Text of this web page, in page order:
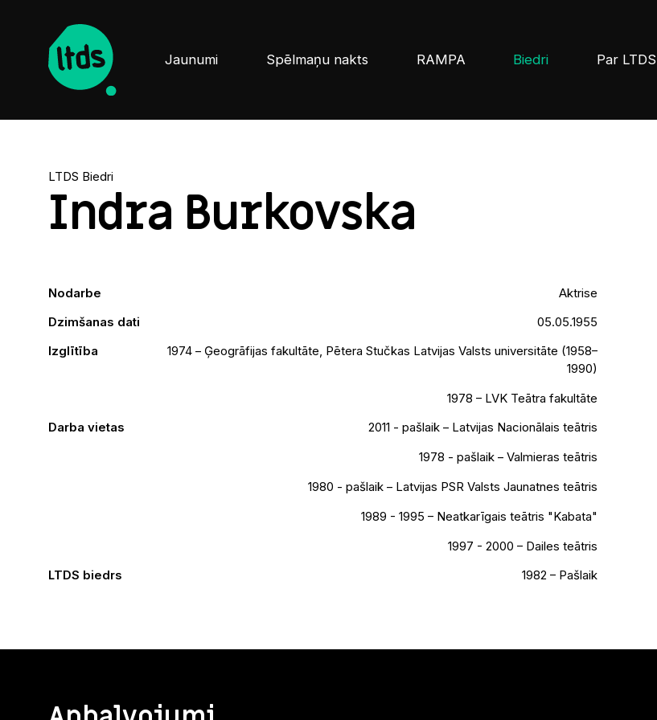
Jaunumi Spēlmaņu nakts RAMPA Biedri Par LTDS
LTDS Biedri
Indra Burkovska
Nodarbe
Aktrise
Dzimšanas dati
05.05.1955
Izglītība
1974 – Ģeogrāfijas fakultāte, Pētera Stučkas Latvijas Valsts universitāte (1958–
1990)
1978 – LVK Teātra fakultāte
Darba vietas 2011 - pašlaik – Latvijas Nacionālais teātris
1978 - pašlaik – Valmieras teātris
1980 - pašlaik – Latvijas PSR Valsts Jaunatnes teātris
1989 - 1995 – Neatkarīgais teātris "Kabata"
1997 - 2000 – Dailes teātris
LTDS biedrs 1982 – Pašlaik